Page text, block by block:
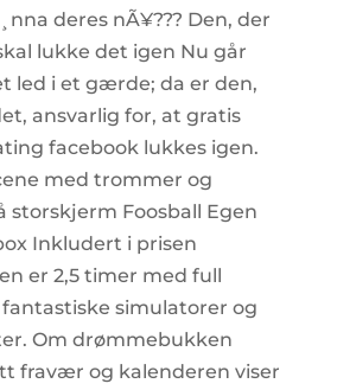
deres nÃ¥??? Den, der
lukke det igen Nu går
led i et gærde; da er den,
ansvarlig for, at gratis
facebook lukkes igen.
med trommer og
storskjerm Foosball Egen
Inkludert i prisen
er 2,5 timer med full
simulatorer og
Om drømmebukken
fravær og kalenderen viser